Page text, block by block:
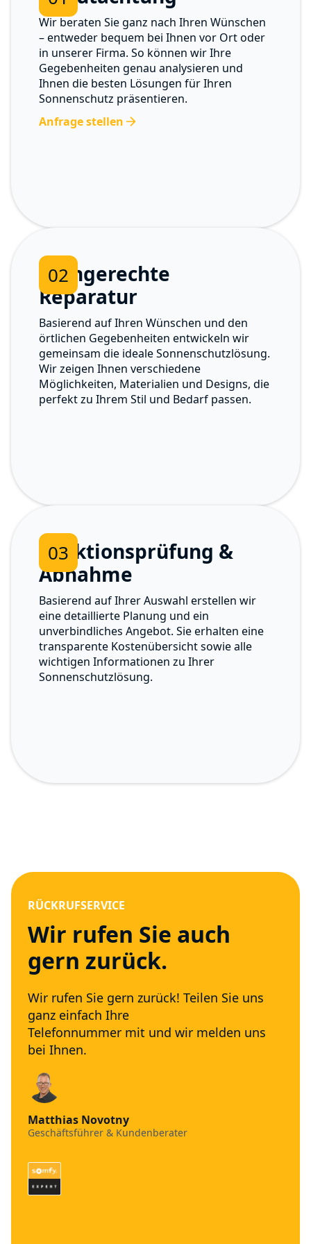
Wir beraten Sie ganz nach Ihren Wünschen
– entweder bequem bei Ihnen vor Ort oder
in unserer Firma. So können wir Ihre
Gegebenheiten genau analysieren und
Ihnen die besten Lösungen für Ihren
Sonnenschutz präsentieren.
Anfrage stellen
02
Fachgerechte
Reparatur
Basierend auf Ihren Wünschen und den
örtlichen Gegebenheiten entwickeln wir
gemeinsam die ideale Sonnenschutzlösung.
Wir zeigen Ihnen verschiedene
Möglichkeiten, Materialien und Designs, die
perfekt zu Ihrem Stil und Bedarf passen.
03
Funktionsprüfung &
Abnahme
Basierend auf Ihrer Auswahl erstellen wir
eine detaillierte Planung und ein
unverbindliches Angebot. Sie erhalten eine
transparente Kostenübersicht sowie alle
wichtigen Informationen zu Ihrer
Sonnenschutzlösung.
RÜCKRUFSERVICE
Wir rufen Sie auch
gern zurück.
Wir rufen Sie gern zurück! Teilen Sie uns
ganz einfach Ihre
Telefonnummer mit und wir melden uns
bei Ihnen.
Matthias Novotny
Geschäftsführer & Kundenberater